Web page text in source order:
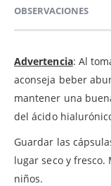
OBSERVACIONES
Advertencia: Al
aconseja beber
mantener una
del ácido
Guardar las
lugar seco y
niños.